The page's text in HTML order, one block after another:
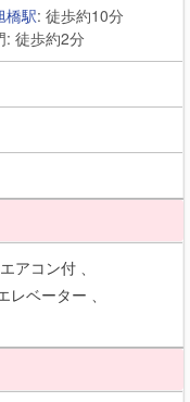
橋駅: 徒歩約10分
: 徒歩約2分
エアコン付 、
レベーター 、